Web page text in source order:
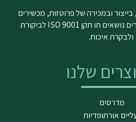
ובמכירה של פרוטזות, מכשירים
והנעלה רפואית. המוצרים נושאים תו תקן ISO 9001 לביקורת
ולבקרת איכות.
שלנו
מדרסים
אורתופדיות